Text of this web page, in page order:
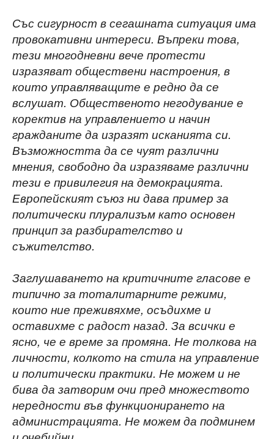
Със сигурност в сегашната ситуация има
провокативни интереси. Въпреки това,
тези многодневни вече протести
изразяват обществени настроения, в
които управляващите е редно да се
вслушат. Общественото негодувание е
коректив на управлението и начин
гражданите да изразят исканията си.
Възможността да се чуят различни
мнения, свободно да изразяваме различни
тези е привилегия на демокрацията.
Европейският съюз ни дава пример за
политически плурализъм като основен
принцип за разбирателство и
съжителство.
Заглушаването на критичните гласове е
типично за тоталитарните режими,
които ние преживяхме, осъдихме и
оставихме с радост назад. За всички е
ясно, че е време за промяна. Не толкова на
личности, колкото на стила на управление
и политически практики. Не можем и не
бива да затворим очи пред множеството
нередности във функционирането на
администрацията. Не можем да подминем